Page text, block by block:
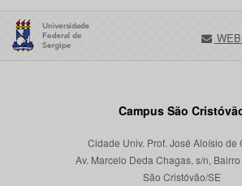
Campus São
Cidade Univ. Prof. José Aloísio de
Av. Marcelo Deda Chagas, s/n,
São Cristóvão/SE